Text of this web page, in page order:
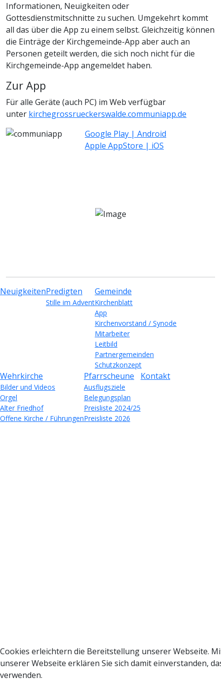
Informationen, Neuigkeiten oder
Gottesdienstmitschnitte zu suchen. Umgekehrt kommt
all das über die App zu einem selbst. Gleichzeitig können
die Einträge der Kirchgemeinde-App aber auch an
Personen geteilt werden, die sich noch nicht für die
Kirchgemeinde-App angemeldet haben.
Zur App
Für alle Geräte (auch PC) im Web verfügbar
unter kirchegrossrueckerswalde.communiapp.de
Google Play | Android
Apple AppStore | iOS
NeuigkeitenPredigten
Stille im Advent
Gemeinde
Kirchenblatt
App
Kirchenvorstand / Synode
Mitarbeiter
Leitbild
Partnergemeinden
Schutzkonzept
Wehrkirche
Bilder und Videos
Orgel
Alter Friedhof
Offene Kirche / Führungen
Pfarrscheune
Ausflugsziele
Belegungsplan
Preisliste 2024/25
Preisliste 2026
Kontakt
Cookies erleichtern die Bereitstellung unserer Webseite.
unserer Webseite erklären Sie sich damit einverstanden,
verwenden.